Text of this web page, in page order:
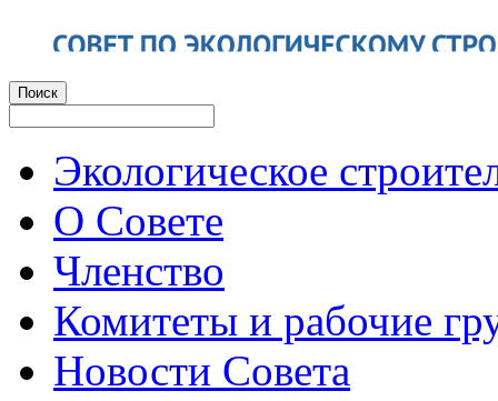
Экологическое
О Совете
Членство
Комитеты и рабочие
Новости Совета